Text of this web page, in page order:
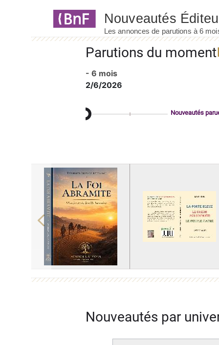
Parutions du moment
- 6 mois
2/6/2026
Nouveautés
Previous
Nouveautés par